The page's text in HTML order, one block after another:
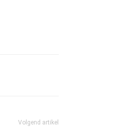
Volgend artikel